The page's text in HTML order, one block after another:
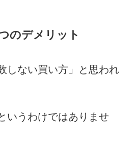
のデメリット
しない買い方」と思われ
いうわけではありませ